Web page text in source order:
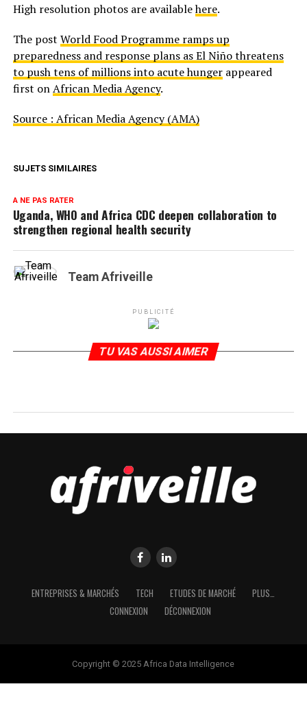
High resolution photos are availablehere.
The post World Food Programme ramps up
preparedness and response plans as El Niño threatens
to push tens of millions into acute hungerappeared
first onAfrican Media Agency.
Source : African Media Agency (AMA)
SUJETS SIMILAIRES
A NE PAS RATER
Uganda, WHO and Africa CDC deepen collaboration to
strengthen regional health security
Team Afriveille
PUBLICITÉ
TU VAS AUSSI AIMER
ENTREPRISES & MARCHÉS TECH ETUDES DE MARCHÉ
PLUS…
CONNEXION
DÉCONNEXION
Copyright © 2025 Africa Data Intelligence